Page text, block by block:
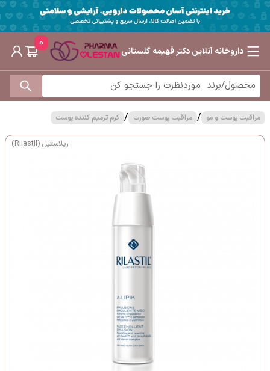
داروخانه آنلاین دکتر فهیمه گلستانی
0
مراقبت پوست و مو / مراقبت پوست صورت / کرم ترمیم کننده پوست
ریلاستیل (Rilastil)